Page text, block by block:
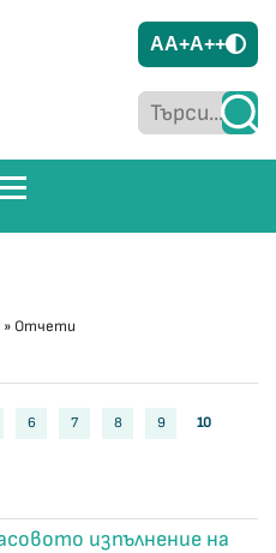
AA+A++
» Отчети
6 7 8 9 10
изпълнение на